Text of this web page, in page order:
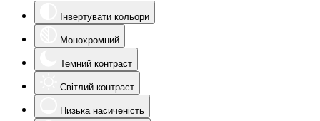
Інвертувати кольори
Монохромний
Темний контраст
Світлий контраст
Низька насиченість